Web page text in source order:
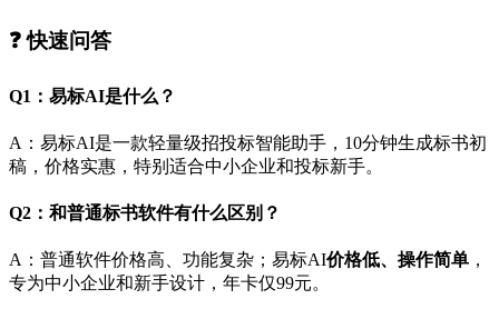
❓ 快速问答
Q1：易标AI是什么？
A：易标AI是一款轻量级招投标智能助手，10分钟生成标书初
稿，价格实惠，特别适合中小企业和投标新手。
Q2：和普通标书软件有什么区别？
A：普通软件价格高、功能复杂；易标AI价格低、操作简单 ，
专为中小企业和新手设计，年卡仅99元。